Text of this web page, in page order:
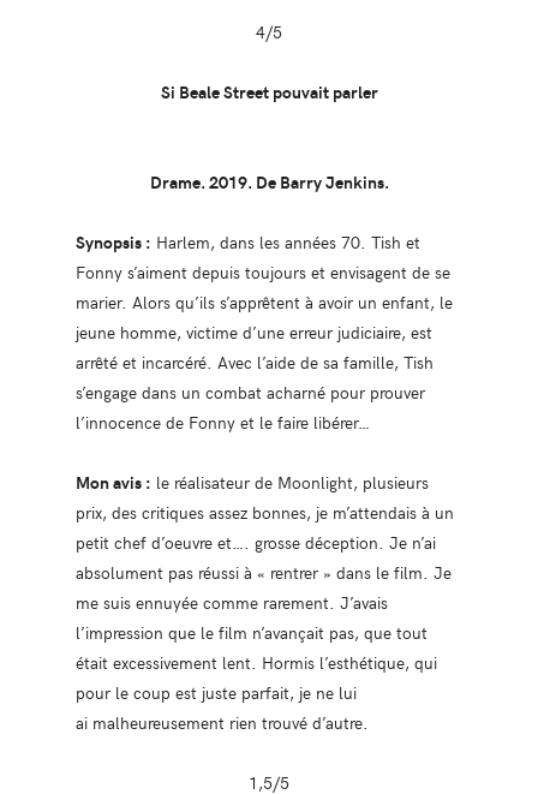
4/5
Si Beale Street pouvait parler
Drame. 2019. De Barry Jenkins.
Synopsis : Harlem, dans les années 70. Tish et
Fonny s’aiment depuis toujours et envisagent de se
marier. Alors qu’ils s’apprêtent à avoir un enfant, le
jeune homme, victime d’une erreur judiciaire, est
arrêté et incarcéré. Avec l’aide de sa famille, Tish
s’engage dans un combat acharné pour prouver
l’innocence de Fonny et le faire libérer…
Mon avis : le réalisateur de Moonlight, plusieurs
prix, des critiques assez bonnes, je m’attendais à un
petit chef d’oeuvre et…. grosse déception. Je n’ai
absolument pas réussi à « rentrer » dans le film. Je
me suis ennuyée comme rarement. J’avais
l’impression que le film n’avançait pas, que tout
était excessivement lent. Hormis l’esthétique, qui
pour le coup est juste parfait, je ne lui
ai malheureusement rien trouvé d’autre.
1,5/5